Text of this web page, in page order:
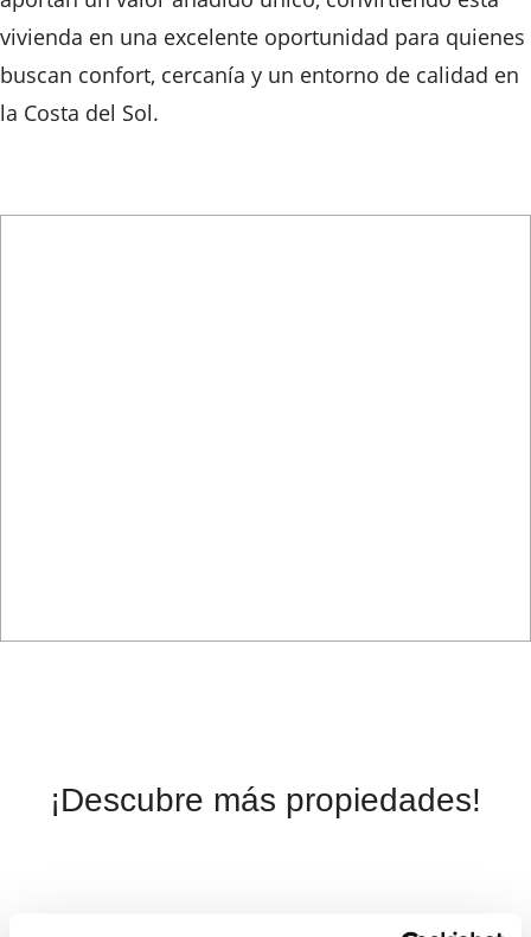
vivienda en una excelente oportunidad para quienes
buscan confort, cercanía y un entorno de calidad en
la Costa del Sol.
¡Descubre más propiedades!